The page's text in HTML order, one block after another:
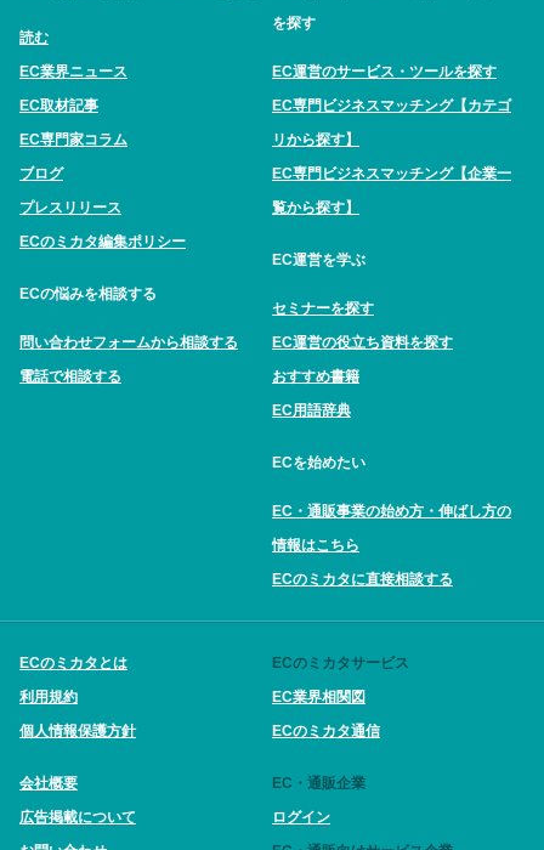
読む
EC業界ニュース
EC取材記事
EC専門家コラム
ブログ
プレスリリース
ECのミカタ編集ポリシー
ECの悩みを相談する
問い合わせフォームから相談する
電話で相談する
を探す
EC運営のサービス・ツールを探す
EC専門ビジネスマッチング【カテゴ
リから探す】
EC専門ビジネスマッチング【企業一
覧から探す】
EC運営を学ぶ
セミナーを探す
EC運営の役立ち資料を探す
おすすめ書籍
EC用語辞典
ECを始めたい
EC・通販事業の始め方・伸ばし方の
情報はこちら
ECのミカタに直接相談する
ECのミカタとは
利用規約
個人情報保護方針
会社概要
広告掲載について
ECのミカタサービス
EC業界相関図
ECのミカタ通信
EC・通販企業
ログイン